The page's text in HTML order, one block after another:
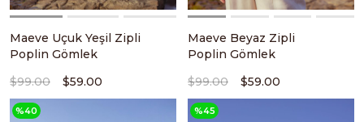
Maeve Uçuk Yeşil Zipli
Poplin Gömlek
$59.00
$99.00
Maeve Beyaz Zipli
Poplin Gömlek
$59.00
$99.00
%40 %45